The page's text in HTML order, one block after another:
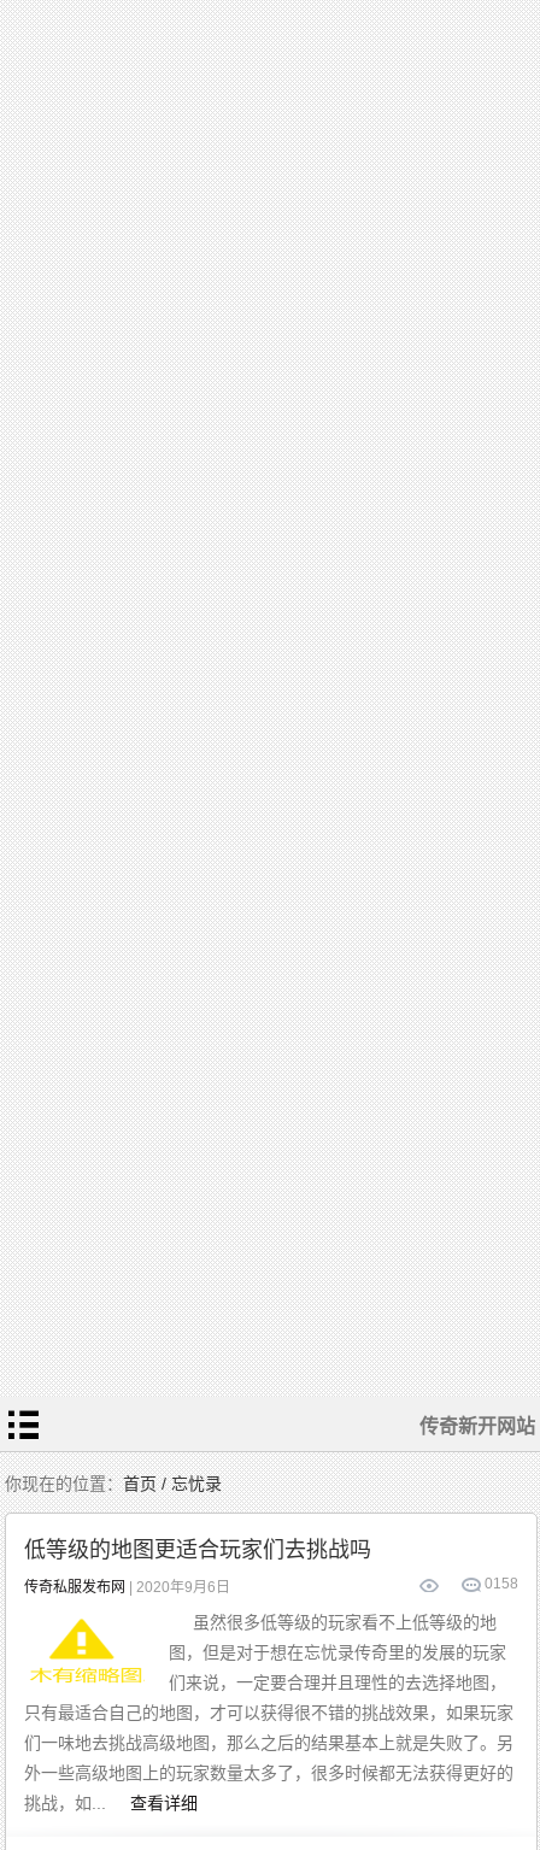
传奇新开网站
你现在的位置：首页 / 忘忧录
低等级的地图更适合玩家们去挑战吗
158
0
传奇私服发布网 | 2020年9月6日
虽然很多低等级的玩家看不上低等级的地
图，但是对于想在忘忧录传奇里的发展的玩家
们来说，一定要合理并且理性的去选择地图，
只有最适合自己的地图，才可以获得很不错的挑战效果，如果玩家
们一味地去挑战高级地图，那么之后的结果基本上就是失败了。另
外一些高级地图上的玩家数量太多了，很多时候都无法获得更好的
挑战，如...
查看详细